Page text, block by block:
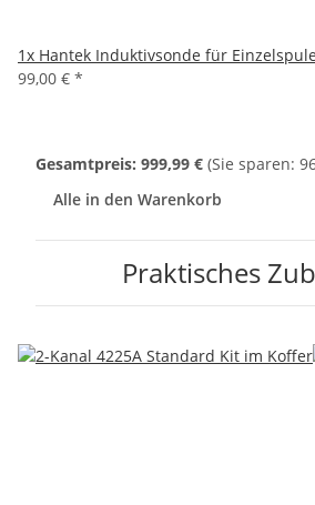
1x Hantek Induktivsonde für
99,00 € *
Gesamtpreis: 999,99 € (Sie sparen:
Alle in den Warenkorb
Praktisches